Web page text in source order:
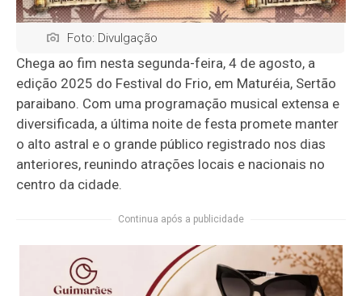
Foto: Divulgação
Chega ao fim nesta segunda-feira, 4 de agosto, a
edição 2025 do Festival do Frio, em Maturéia, Sertão
paraibano. Com uma programação musical extensa e
diversificada, a última noite de festa promete manter
o alto astral e o grande público registrado nos dias
anteriores, reunindo atrações locais e nacionais no
centro da cidade.
Continua após a publicidade